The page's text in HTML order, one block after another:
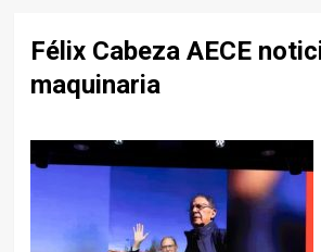
Félix Cabeza AECE
maquinaria